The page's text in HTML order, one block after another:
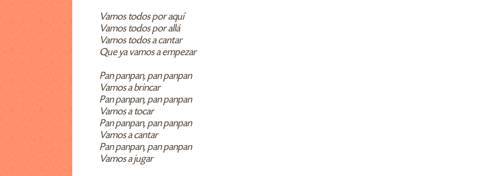
Vamos todos por aquí
Vamos todos por allá
Vamos todos a cantar
Que ya vamos a empezar
Pan panpan, pan panpan
Vamos a brincar
Pan panpan, pan panpan
Vamos a tocar
Pan panpan, pan panpan
Vamos a cantar
Pan panpan, pan panpan
Vamos a jugar